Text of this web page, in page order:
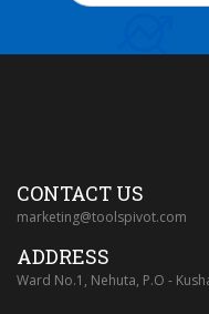
CONTACT US
marketing@toolspivot.com
ADDRESS
Ward No.1, Nehuta, P.O -